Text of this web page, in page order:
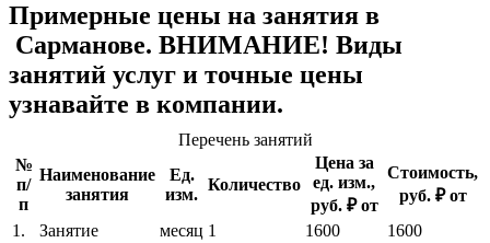
Примерные цены на занятия в
Сарманове. ВНИМАНИЕ! Виды
занятий услуг и точные цены
узнавайте в компании.
Перечень занятий
№
п/
п
Наименование
занятия
Ед.
изм.
Количество
Цена за
ед. изм.,
руб. ₽ от
Стоимость,
руб. ₽ от
1.
Занятие месяц 1 1600
1600